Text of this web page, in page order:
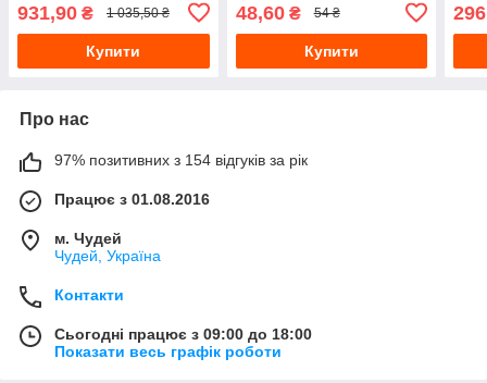
931,90 ₴ 1 035,50 ₴
Купити
48,60₴ 54 ₴
Купити
Про нас
97% позитивних з 154 відгуків за рік
Працює з 01.08.2016
м. Чудей
Чудей, Україна
Контакти
Сьогодні працює з 09:00 до 18:00
Показати весь графік роботи